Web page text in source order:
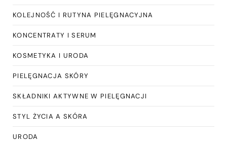
KOLEJNOŚĆ I RUTYNA PIELĘGNACYJNA
KONCENTRATY I SERUM
KOSMETYKA I URODA
PIELĘGNACJA SKÓRY
SKŁADNIKI AKTYWNE W PIELĘGNACJI
STYL ŻYCIA A SKÓRA
URODA